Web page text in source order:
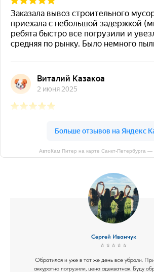
АвтоКам Питер на карте Санкт‑Петербурга
Сергей Иванчук
⭐ ⭐ ⭐ ⭐ ⭐
Обратился и уже в тот же день все убрали.
аккуратно погрузили, цена адекватная. Буду